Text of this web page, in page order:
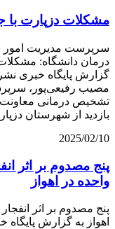
مشکلات دزپارت
سرپرست مدیریت امور
درمان دانشگاه:
گزارش پایگاه خبری
مصیب رفیعی‌پور،
تشخیص درمانی معاونت
بازدید از شهرستان
2025/02/10
پنج مصدوم بر اثر
واحده در اهواز
پنج مصدوم بر اثر
اهواز به گزارش